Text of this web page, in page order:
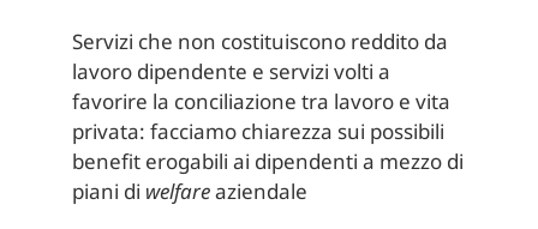
Servizi che non costituiscono reddito da
lavoro dipendente e servizi volti a
favorire la conciliazione tra lavoro e vita
privata: facciamo chiarezza sui possibili
benefit erogabili ai dipendenti a mezzo di
piani di welfareaziendale